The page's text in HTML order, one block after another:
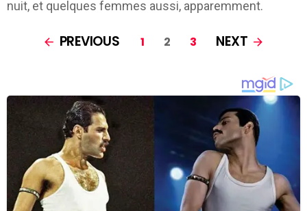
nuit, et quelques femmes aussi, apparemment.
PREVIOUS 1 2 3 NEXT